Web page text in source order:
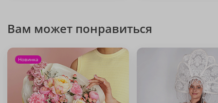
Вам может понравиться
Новинка